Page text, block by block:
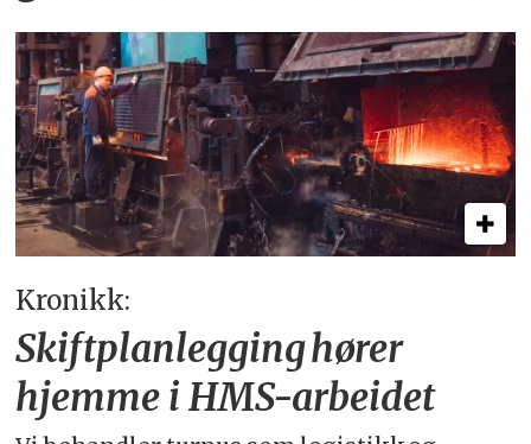
Kronikk:
Skiftplanlegging hører
hjemme i HMS-arbeidet